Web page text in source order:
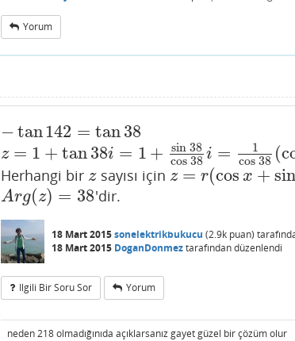
Yorum
−tan142 = tan38
−tan142=tan38
z = 1 + tan38i = 1 + sin 38
cos 38 i =
1
cos 38 (
z=1+ tan38i=1 +sin 38 cos38i=1cos 38( cos38 +
Herhangi bir z
zsayısı için z = r(cos x + sin
z=r(cosx+sinxi)
Arg(z) = 38
Arg(z)=38 'dir.
18 Mart 2015sonelektrikbukucu (2.9k puan)
18 Mart 2015 DoganDonmeztarafındandüzenlendi
Ilgili Bir Soru Sor Yorum
neden 218 olmadığınıda açıklarsanız gayet güzel bir çözüm olur